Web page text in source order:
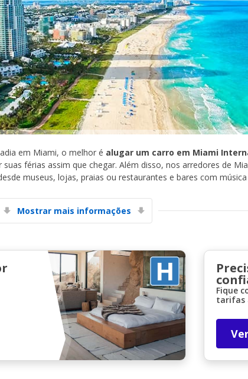
em Miami, o melhor é alugar um carro em Miami
férias assim que chegar. Além disso, nos arredores de
museus, lojas, praias ou restaurantes e bares com
Mostrar mais informações
Fique
tarifas
Aceda a ofertas exclusivas dos
fornecedores
Iniciar sessão com eLink